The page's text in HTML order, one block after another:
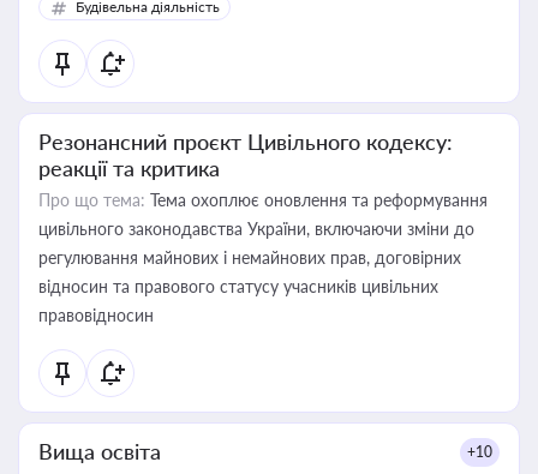
Будівельна діяльність
Резонансний проєкт Цивільного кодексу:
реакції та критика
Про що тема: Тема охоплює оновлення та реформування
цивільного законодавства України, включаючи зміни до
регулювання майнових і немайнових прав, договірних
відносин та правового статусу учасників цивільних
правовідносин
Вища освіта +10